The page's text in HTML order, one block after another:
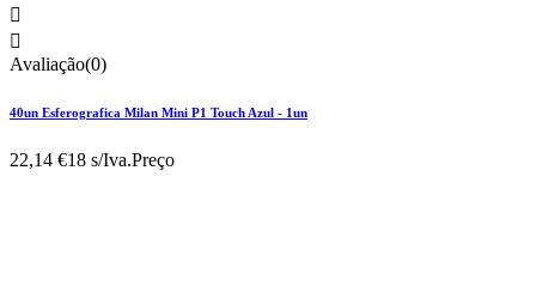


Avaliação(0)
40un Esferografica Milan Mini P1 Touch Azul - 1un
22,14 €18 s/Iva.Preço